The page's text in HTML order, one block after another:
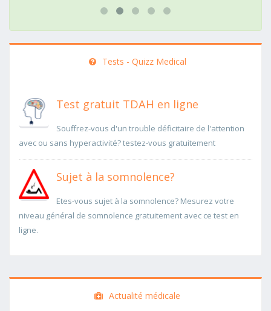
Tests - Quizz Medical
Test gratuit TDAH en ligne
Souffrez-vous d'un trouble déficitaire de l'attention
avec ou sans hyperactivité? testez-vous gratuitement
Sujet à la somnolence?
Etes-vous sujet à la somnolence? Mesurez votre
niveau général de somnolence gratuitement avec ce test en
ligne.
Actualité médicale